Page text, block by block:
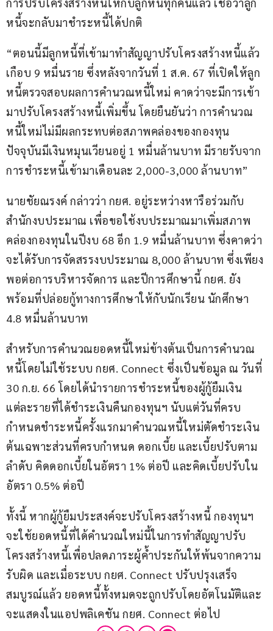
การปรับโครงสร้างหนี้ให้กับลูกหนี้ทุกคนแล้ว เชื่อว่าลูก
หนี้จะกลับมาชำระหนี้ได้ปกติ
“ตอนนี้มีลูกหนี้ที่เข้ามาทำสัญญาปรับโครงสร้างหนี้แล้ว
เกือบ 9 หมื่นราย ซึ่งหลังจากวันที่ 1 ส.ค. 67 ที่เปิดให้ลูก
หนี้ตรวจสอบผลการคำนวณหนี้ใหม่ คาดว่าจะมีการเข้า
มาปรับโครงสร้างหนี้เพิ่มขึ้น โดยยืนยันว่า การคำนวณ
หนี้ใหม่ไม่มีผลกระทบต่อสภาพคล่องของกองทุน
ปัจจุบันมีเงินหมุนเวียนอยู่ 1 หมื่นล้านบาท มีรายรับจาก
การชำระหนี้เข้ามาเดือนละ 2,000-3,000 ล้านบาท”
นายชัยณรงค์ กล่าวว่า กยศ. อยู่ระหว่างหารือร่วมกับ
สำนักงบประมาณ เพื่อขอใช้งบประมาณมาเพิ่มสภาพ
คล่องกองทุนในปีงบ 68 อีก 1.9 หมื่นล้านบาท ซึ่งคาดว่า
จะได้รับการจัดสรรงบประมาณ 8,000 ล้านบาท ซึ่งเพียง
พอต่อการบริหารจัดการ และปีการศึกษานี้ กยศ. ยัง
พร้อมที่ปล่อยกู้ทางการศึกษาให้กับนักเรียน นักศึกษา
4.8 หมื่นล้านบาท
สำหรับการคำนวณยอดหนี้ใหม่ข้างต้นเป็นการคำนวณ
หนี้โดยไม่ใช้ระบบ กยศ. Connect ซึ่งเป็นข้อมูล ณ วันที่
30 ก.ย. 66 โดยได้นำรายการชำระหนี้ของผู้กู้ยืมเงิน
แต่ละรายที่ได้ชำระเงินคืนกองทุนฯ นับแต่วันที่ครบ
กำหนดชำระหนี้ครั้งแรกมาคำนวณหนี้ใหม่ตัดชำระเงิน
ต้นเฉพาะส่วนที่ครบกำหนด ดอกเบี้ย และเบี้ยปรับตาม
ลำดับ คิดดอกเบี้ยในอัตรา 1% ต่อปี และคิดเบี้ยปรับใน
อัตรา 0.5% ต่อปี
ทั้งนี้ หากผู้กู้ยืมประสงค์จะปรับโครงสร้างหนี้ กองทุนฯ
จะใช้ยอดหนี้ที่ได้คำนวณใหม่นี้ในการทำสัญญาปรับ
โครงสร้างหนี้เพื่อปลดภาระผู้ค้ำประกันให้พ้นจากความ
รับผิด และเมื่อระบบ กยศ. Connect ปรับปรุงเสร็จ
สมบูรณ์แล้ว ยอดหนี้ทั้งหมดจะถูกปรับโดยอัตโนมัติและ
จะแสดงในแอปพลิเคชัน กยศ. Connect ต่อไป